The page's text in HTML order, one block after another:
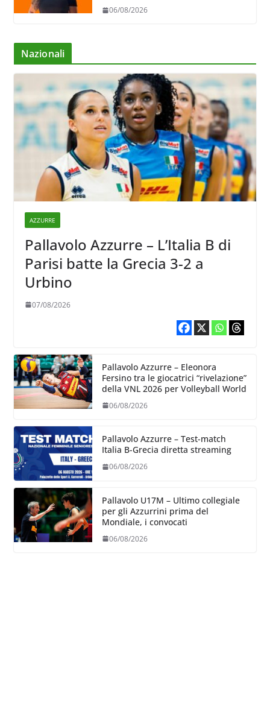
06/08/2026
Nazionali
AZZURRE
Pallavolo Azzurre – L’Italia B di
Parisi batte la Grecia 3-2 a
Urbino
07/08/2026
Pallavolo Azzurre – Eleonora
Fersino tra le giocatrici “rivelazione”
della VNL 2026 per Volleyball World
06/08/2026
Pallavolo Azzurre – Test-match
Italia B-Grecia diretta streaming
06/08/2026
Pallavolo U17M – Ultimo collegiale
per gli Azzurrini prima del
Mondiale, i convocati
06/08/2026